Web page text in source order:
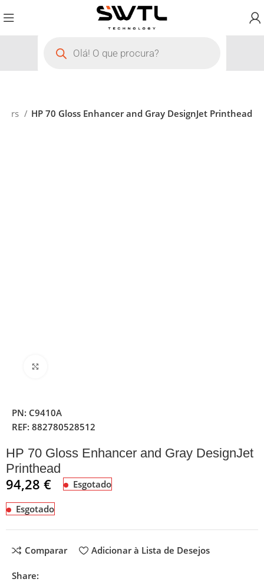
HP 70 Gloss Enhancer and Gray DesignJet Printhead
PN: C9410A
REF:882780528512
HP 70 Gloss Enhancer and Gray DesignJet
Printhead
94,28€ Esgotado
Esgotado
Comparar Adicionar à Lista de Desejos
Share: